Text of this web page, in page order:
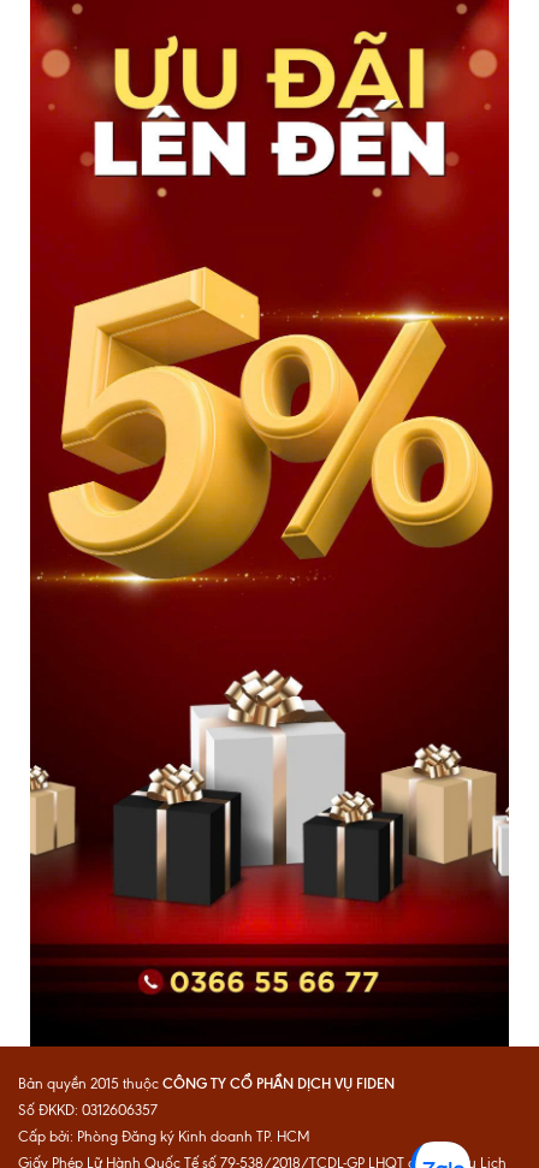
Bản quyền 2015 thuộc CÔNG TY CỔ PHẦN DỊCH VỤ FIDEN
Số ĐKKD: 0312606357
Cấp bởi: Phòng Đăng ký Kinh doanh TP. HCM
Giấy Phép Lữ Hành Quốc Tế số 79-538/2018/TCDL-GP LHQT do Cục Du Lịch